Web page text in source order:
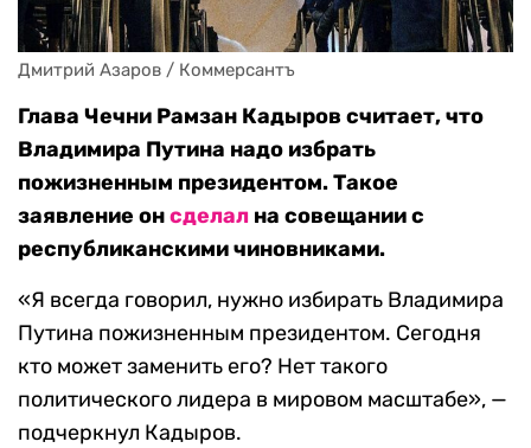
Дмитрий Азаров / Коммерсантъ
Глава Чечни Рамзан Кадыров считает, что
Владимира Путина надо избрать
пожизненным президентом. Такое
заявление онсделал на совещании с
республиканскими чиновниками.
«Я всегда говорил, нужно избирать Владимира
Путина пожизненным президентом. Сегодня
кто может заменить его? Нет такого
политического лидера в мировом масштабе», —
подчеркнул Кадыров.